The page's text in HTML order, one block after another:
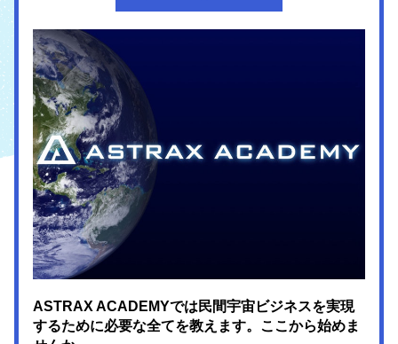
ASTRAX ACADEMYでは民間宇宙ビジネスを実現
するために必要な全てを教えます。ここから始めま